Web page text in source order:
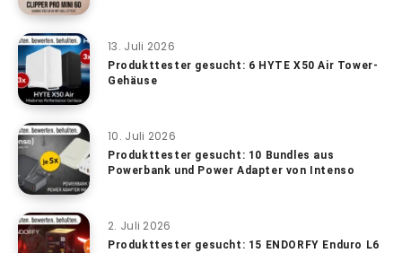
13. Juli 2026
Produkttester gesucht: 6 HYTE X50 Air Tower-
Gehäuse
10. Juli 2026
Produkttester gesucht: 10 Bundles aus
Powerbank und Power Adapter von Intenso
2. Juli 2026
Produkttester gesucht: 15 ENDORFY Enduro L6